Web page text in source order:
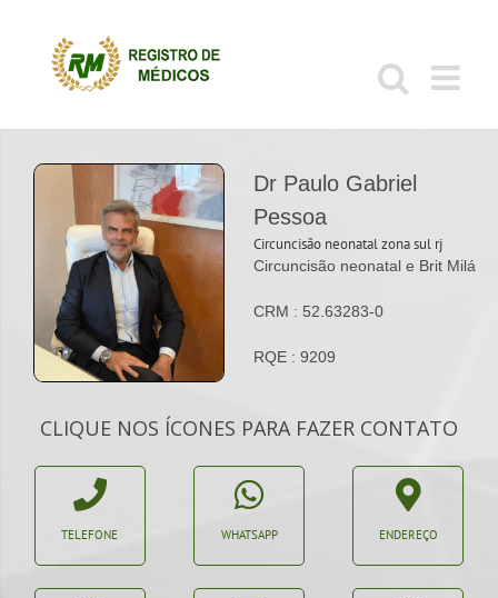
conteúdo
Dr Paulo Gabriel
Pessoa
Circuncisão neonatal zona sul rj
Circuncisão neonatal e Brit Milá
CRM : 52.63283-0
RQE : 9209
CLIQUE NOS ÍCONES PARA FAZER CONTATO
TELEFONE WHATSAPP ENDEREÇO